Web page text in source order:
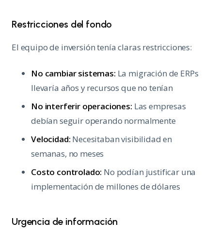
Restricciones del fondo
El equipo de inversión tenía claras restricciones:
No cambiar sistemas: La migración de ERPs
llevaría años y recursos que no tenían
No interferir operaciones: Las empresas
debían seguir operando normalmente
Velocidad: Necesitaban visibilidad en
semanas, no meses
Costo controlado: No podían justificar una
implementación de millones de dólares
Urgencia de información